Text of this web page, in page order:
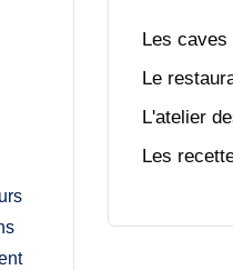
Les caves
Le
L'atelier
Les